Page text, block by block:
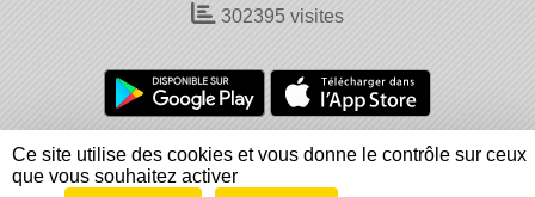
302395 visites
Charte cookies
Gestion des cookies
Informations légales
Signaler un contenu inapproprié
Ce site utilise des cookies et vous donne le contrôle sur ceux
que vous souhaitez activer